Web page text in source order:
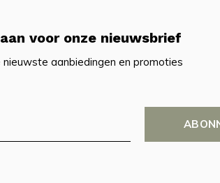
voor onze nieuwsbrief
nieuwste aanbiedingen en promoties